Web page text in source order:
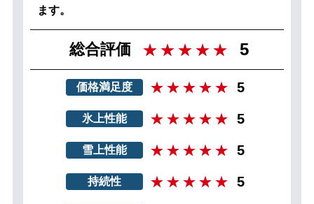
ます。
総合評価 5
価格満足度 5
氷上性能 5
雪上性能 5
持続性 5